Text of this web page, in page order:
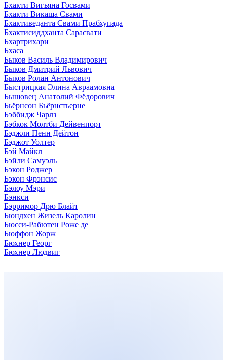
Бхакти Вигьяна Госвами
Бхакти Викаша Свами
Бхактиведанта Свами Прабхупада
Бхактисиддханта Сарасвати
Бхартрихари
Бхаса
Быков Василь Владимирович
Быков Дмитрий Львович
Быков Ролан Антонович
Быстрицкая Элина Авраамовна
Бышовец Анатолий Фёдорович
Бьёрнсон Бьёрнстьерне
Бэббидж Чарлз
Бэбкок Молтби Дейвенпорт
Бэджли Пенн Дейтон
Бэджот Уолтер
Бэй Майкл
Бэйли Самуэль
Бэкон Роджер
Бэкон Фрэнсис
Бэлоу Мэри
Бэнкси
Бэрримор Дрю Блайт
Бюндхен Жизель Каролин
Бюсси-Рабютен Роже де
Бюффон Жорж
Бюхнер Георг
Бюхнер Людвиг